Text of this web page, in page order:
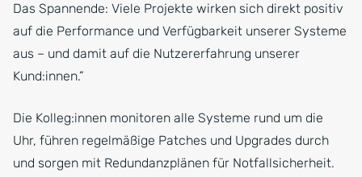
Das Spannende: Viele Projekte wirken sich direkt positiv
auf die Performance und Verfügbarkeit unserer Systeme
aus – und damit auf die Nutzererfahrung unserer
Kund:innen.”
Die Kolleg:innen monitoren alle Systeme rund um die
Uhr, führen regelmäßige Patches und Upgrades durch
und sorgen mit Redundanzplänen für Notfallsicherheit.